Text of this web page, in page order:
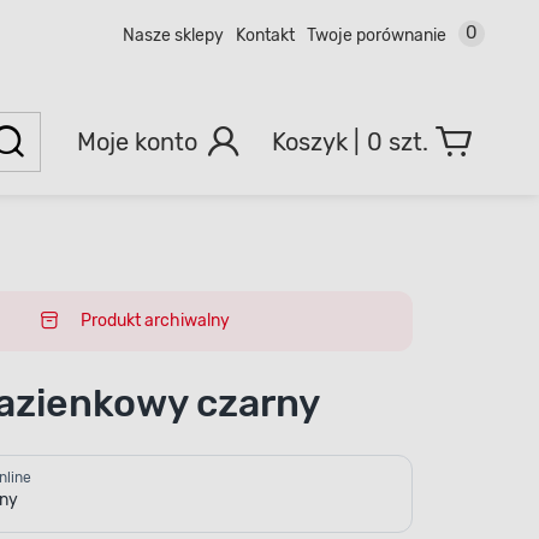
Nasze sklepy Kontakt Twoje porównanie 0
Moje konto 0 szt.
Produkt archiwalny
czarny